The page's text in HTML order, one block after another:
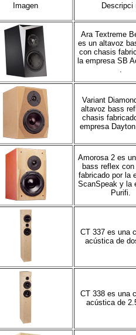
Imagen Descripci
Ara Textreme
es un altavoz
con chasis
la empresa SB
Variant
altavoz bass
chasis
empresa
Amorosa 2 es
bass reflex
fabricado por la
ScanSpeak y la
Purifi.
CT 337 es una
acústica de
CT 338 es una
acústica de